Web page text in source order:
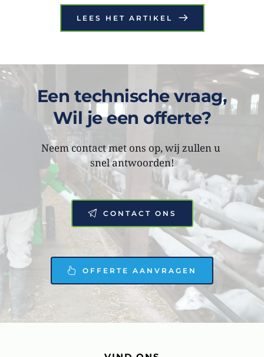
LEES HET ARTIKEL
Een technische vraag,
Wil je een offerte?
Neem contact met ons op, wij zullen u
snel antwoorden!
CONTACT ONS
OFFERTE AANVRAGEN